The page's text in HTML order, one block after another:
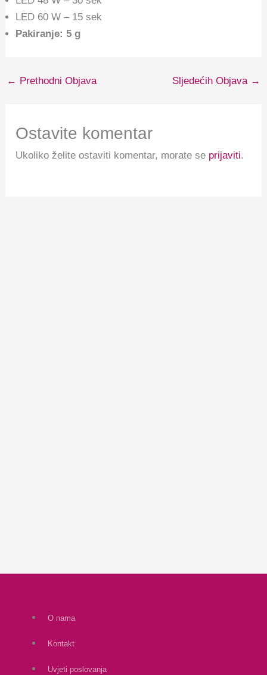
LED 60 W – 15 sek
Pakiranje: 5 g
← Prethodni Objava Sljedećih Objava →
Ostavite komentar
Ukoliko želite ostaviti komentar, morate se prijaviti.
O nama
Kontakt
Uvjeti poslovanja